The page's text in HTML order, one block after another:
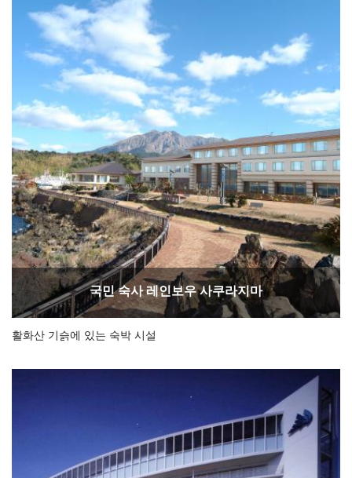
국민 숙사 레인보우 사쿠라지마
활화산 기슭에 있는 숙박 시설